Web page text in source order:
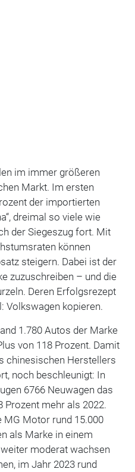
im immer größeren
Markt. Im ersten
der importierten
dreimal so viele wie
der Siegeszug fort. Mit
können
steigern. Dabei ist der
zuzuschreiben – und die
Deren Erfolgsrezept
Volkswagen kopieren.
1.780 Autos der Marke
von 118 Prozent. Damit
chinesischen Herstellers
noch beschleunigt: In
6766 Neuwagen das
Prozent mehr als 2022.
MG Motor rund 15.000
als Marke in einem
moderat wachsen
im Jahr 2023 rund